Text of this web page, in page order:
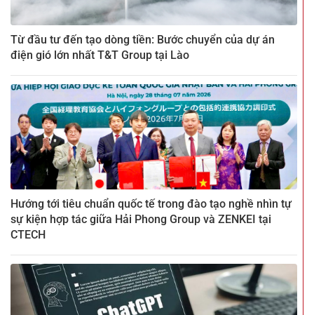
Từ đầu tư đến tạo dòng tiền: Bước chuyển của dự án
điện gió lớn nhất T&T Group tại Lào
Hướng tới tiêu chuẩn quốc tế trong đào tạo nghề nhìn tự
sự kiện hợp tác giữa Hải Phong Group và ZENKEI tại
CTECH